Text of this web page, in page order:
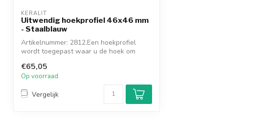
KERALIT
Uitwendig hoekprofiel 46x46 mm
- Staalblauw
Artikelnummer: 2812.Een hoekprofiel
wordt toegepast waar u de hoek om
€65,05
Op voorraad
Vergelijk